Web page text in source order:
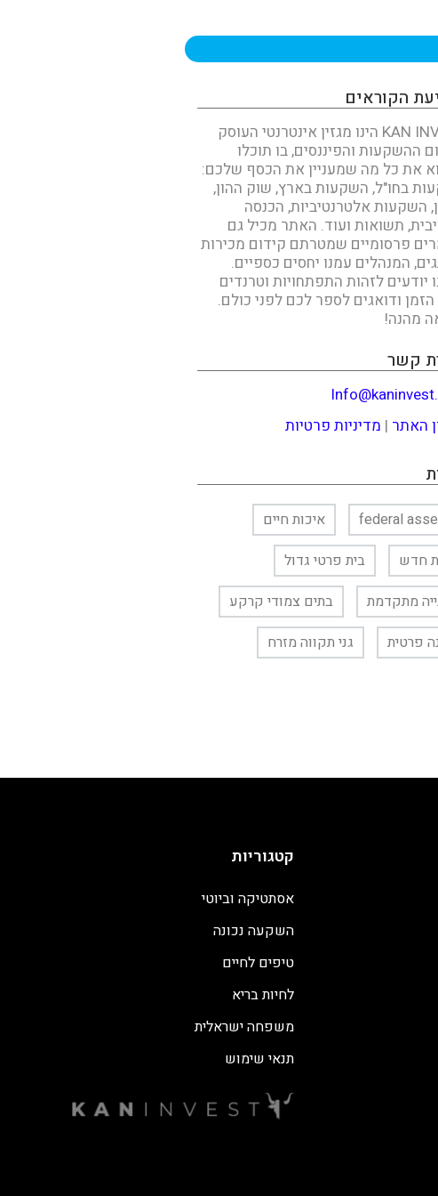
הקוראים
KAN INVEST הינו מגזין אינטרנטי העוסק
ההשקעות והפיננסים, בו תוכלו
את כל מה שמעניין את הכסף שלכם:
בחו"ל, השקעות בארץ, שוק ההון,
השקעות אלטרנטיביות, הכנסה
תשואות ועוד. האתר מכיל גם
פרסומיים שמטרתם קידום מכירות
המנהלים עמנו יחסים כספיים.
יודעים לזהות התפתחויות וטרנדים
הזמן ודואגים לספר לכם לפני כולם.
מהנה!
קשר
האתר | מדיניות פרטיות
federal
איכות חיים
חדש
בית פרטי גדול
מתקדמת
בתים צמודי קרקע
פרטית
גני תקווה מזרח
קטגוריות
אסתטיקה וביוטי
השקעה נכונה
טיפים לחיים
לחיות בריא
משפחה ישראלית
תנאי שימוש